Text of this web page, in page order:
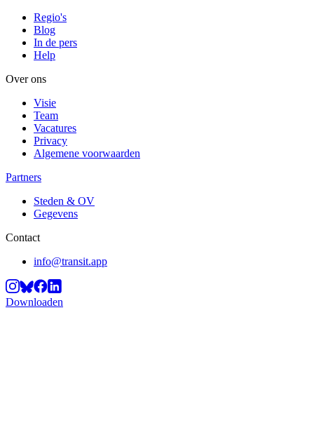
Regio's
Blog
In de pers
Help
Over ons
Visie
Team
Vacatures
Privacy
Algemene voorwaarden
Partners
Steden & OV
Gegevens
Contact
info@transit.app
Downloaden